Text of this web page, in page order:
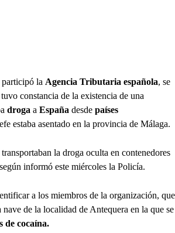
la Agencia Tributaria española, se
constancia de la existencia de una
droga a España desde países
estaba asentado en la provincia de Málaga.
la droga oculta en contenedores
informó este miércoles la Policía.
a los miembros de la organización, que
de la localidad de Antequera en la que se
de cocaína.